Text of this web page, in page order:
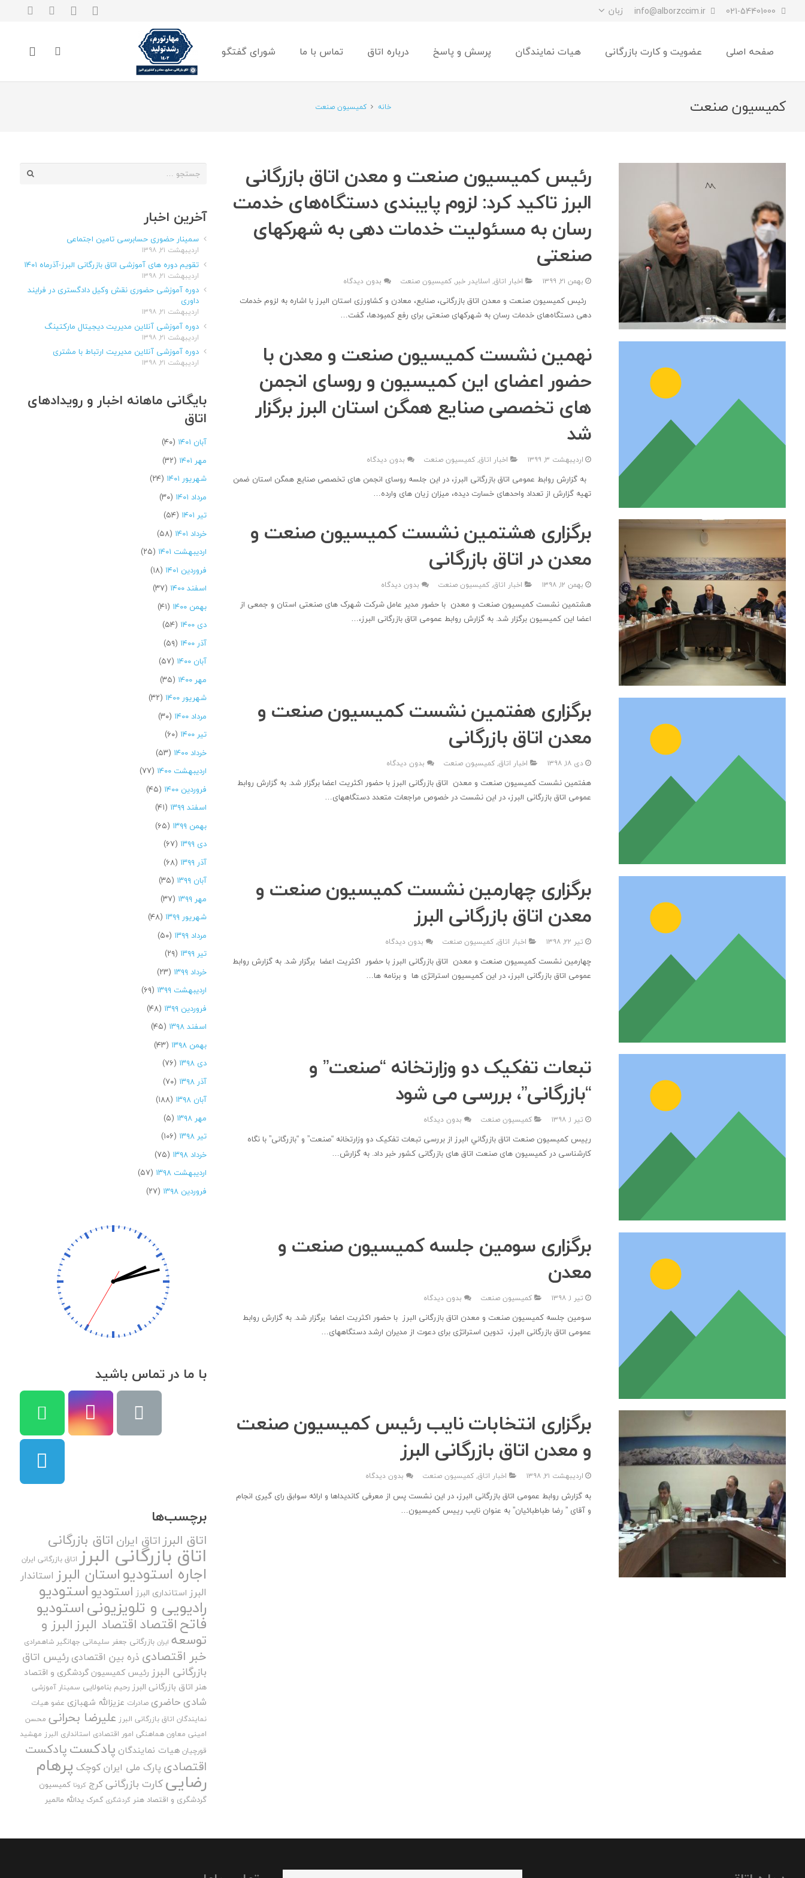
021-54401000
info@alborzccim.ir زبان
صفحه اصلی عضویت و کارت بازرگانی هیات نمایندگان پرسش و پاسخ درباره اتاق تماس با ما شورای گفتگو
کمیسیون صنعت خانه کمیسیون صنعت
رئیس کمیسیون صنعت و معدن اتاق بازرگانی
البرز تاکید کرد: لزوم پایبندی دستگاه‌های خدمت
رسان به مسئولیت خدمات دهی به شهرکهای
صنعتی
بهمن ۲۱, ۱۳۹۹ اخبار اتاق, اسلایدر خبر, کمیسیون صنعت بدون دیدگاه
رئیس کمیسیون صنعت و معدن اتاق بازرگانی، صنایع، معادن و کشاورزی استان البرز با اشاره به لزوم خدمات
دهی دستگاه‌های خدمات رسان به شهرکهای صنعتی برای رفع کمبودها، گفت…
نهمین نشست کمیسیون صنعت و معدن با
حضور اعضای این کمیسیون و روسای انجمن
های تخصصی صنایع همگن استان البرز برگزار
شد
اردیبهشت ۳, ۱۳۹۹ اخبار اتاق, کمیسیون صنعت بدون دیدگاه
به گزارش روابط عمومی اتاق بازرگانی البرز، در این جلسه روسای انجمن های تخصصی صنایع همگن استان ضمن
تهیه گزارش از تعداد واحدهای خسارت دیده، میزان زیان های وارده…
برگزاری هشتمین نشست کمیسیون صنعت و
معدن در اتاق بازرگانی
بهمن ۱۲, ۱۳۹۸ اخبار اتاق, کمیسیون صنعت بدون دیدگاه
هشتمین نشست کمیسیون صنعت و معدن با حضور مدیر عامل شرکت شهرک های صنعتی استان و جمعی از
اعضا این کمیسیون برگزار شد. به گزارش روابط عمومی اتاق بازرگانی البرز،…
برگزاری هفتمین نشست کمیسیون صنعت و
معدن اتاق بازرگانی
دی ۱۸, ۱۳۹۸ اخبار اتاق, کمیسیون صنعت بدون دیدگاه
هفتمین نشست کمیسیون صنعت و معدن اتاق بازرگانی البرز با حضور اکثریت اعضا برگزار شد. به گزارش روابط
عمومی اتاق بازرگانی البرز، در این نشست در خصوص مراجعات متعدد دستگاههای…
برگزاری چهارمین نشست کمیسیون صنعت و
معدن اتاق بازرگانی البرز
تیر ۲۲, ۱۳۹۸ اخبار اتاق, کمیسیون صنعت بدون دیدگاه
چهارمین نشست کمیسیون صنعت و معدن اتاق بازرگانی البرز با حضور اکثریت اعضا برگزار شد. به گزارش روابط
عمومی اتاق بازرگانی البرز، در این کمیسیون استراتژی ها و برنامه ها…
تبعات تفکیک دو وزارتخانه “صنعت” و
“بازرگانی”، بررسی می شود
تیر ۱, ۱۳۹۸ کمیسیون صنعت بدون دیدگاه
رييس كميسيون صنعت اتاق بازرگاني البرز از بررسی تبعات تفکیک دو وزارتخانه “صنعت” و “بازرگانی” با نگاه
کارشناسی در کمیسیون های صنعت اتاق های بازرگانی کشور خبر داد. به گزارش…
برگزاری سومین جلسه کمیسیون صنعت و
معدن
تیر ۱, ۱۳۹۸ کمیسیون صنعت بدون دیدگاه
سومین جلسه کمیسیون صنعت و معدن اتاق بازرگانی البرز با حضور اکثریت اعضا برگزار شد. به گزارش روابط
عمومی اتاق بازرگانی البرز، تدوین استراتژی برای دعوت از مدیران ارشد دستگاههای…
برگزاری انتخابات نایب رئیس کمیسیون صنعت
و معدن اتاق بازرگانی البرز
اردیبهشت ۲۱, ۱۳۹۸ اخبار اتاق, کمیسیون صنعت بدون دیدگاه
به گزارش روابط عمومی اتاق بازرگانی البرز، در این نشست پس از معرفی کاندیداها و ارائه سوابق رای گیری انجام
و آقای ” رضا طباطبائیان” به عنوان نایب رییس کمیسیون…
جستجو
آخرین اخبار
سمینار حضوری حسابرسی تامین اجتماعی
اردیبهشت ۲۱, ۱۳۹۸
تقویم دوره های آموزشی اتاق بازرگانی البرز-آذرماه ۱۴۰۱
اردیبهشت ۲۱, ۱۳۹۸
دوره آموزشی حضوری نقش وکیل دادگستری در فرایند
داوری
اردیبهشت ۲۱, ۱۳۹۸
دوره آموزشی آنلاین مدیریت دیجیتال مارکتینگ
اردیبهشت ۲۱, ۱۳۹۸
دوره آموزشی آنلاین مدیریت ارتباط با مشتری
اردیبهشت ۲۱, ۱۳۹۸
بایگانی ماهانه اخبار و رویدادهای
اتاق
آبان ۱۴۰۱
(۴۰)
مهر ۱۴۰۱
(۳۲)
شهریور ۱۴۰۱
(۲۴)
مرداد ۱۴۰۱
(۳۰)
تیر ۱۴۰۱
(۵۴)
خرداد ۱۴۰۱
(۵۸)
اردیبهشت ۱۴۰۱
(۲۵)
فروردین ۱۴۰۱
(۱۸)
اسفند ۱۴۰۰
(۳۷)
بهمن ۱۴۰۰
(۴۱)
دی ۱۴۰۰
(۵۴)
آذر ۱۴۰۰
(۵۹)
آبان ۱۴۰۰
(۵۷)
مهر ۱۴۰۰
(۳۵)
شهریور ۱۴۰۰
(۳۲)
مرداد ۱۴۰۰
(۳۰)
تیر ۱۴۰۰
(۶۰)
خرداد ۱۴۰۰
(۵۳)
اردیبهشت ۱۴۰۰
(۷۷)
فروردین ۱۴۰۰
(۴۵)
اسفند ۱۳۹۹
(۴۱)
بهمن ۱۳۹۹
(۶۵)
دی ۱۳۹۹
(۶۷)
آذر ۱۳۹۹
(۶۸)
آبان ۱۳۹۹
(۳۵)
مهر ۱۳۹۹
(۳۷)
شهریور ۱۳۹۹
(۴۸)
مرداد ۱۳۹۹
(۵۰)
تیر ۱۳۹۹
(۲۹)
خرداد ۱۳۹۹
(۲۳)
اردیبهشت ۱۳۹۹
(۶۹)
فروردین ۱۳۹۹
(۴۸)
اسفند ۱۳۹۸
(۴۵)
بهمن ۱۳۹۸
(۴۳)
دی ۱۳۹۸
(۷۶)
آذر ۱۳۹۸
(۷۰)
آبان ۱۳۹۸
(۱۸۸)
مهر ۱۳۹۸
(۵)
تیر ۱۳۹۸
(۱۰۶)
خرداد ۱۳۹۸
(۷۵)
اردیبهشت ۱۳۹۸
(۵۷)
فروردین ۱۳۹۸
(۲۷)
با ما در تماس باشید
برچسب‌ها
اتاق البرزاتاق ایران اتاق بازرگانی
اتاق بازرگانی البرز اتاق بازرگانی ایران
اجاره استودیواستان البرز استاندار
البرز استانداری البرز استودیواستودیو
رادیویی و تلویزیونیاستودیو
فاتحاقتصاداقتصاد البرزالبرز و
توسعه ایران بازرگانی جعفر سلیمانی جهانگیر شاهمرادی
خبر اقتصادی ذره بین اقتصادی رئیس اتاق
بازرگانی البرز رئیس کمیسیون گردشگری و اقتصاد
هنر اتاق بازرگانی البرز رحیم بنامولایی سمینار آموزشی
شادی حاضری صادرات عزیزالله شهبازی عضو هیات
نمایندگان اتاق بازرگانی البرز علیرضا بحرانی محسن
امینی معاون هماهنگی امور اقتصادی استانداری البرز مهشید
قورچیان هیات نمایندگان پادکستپادکست
اقتصادی پارک ملی ایران کوچک پرهام
رضاییکارت بازرگانیکرج کرونا کمیسیون
گردشگری و اقتصاد هنر گردشگری گمرک یدالله مالمیر